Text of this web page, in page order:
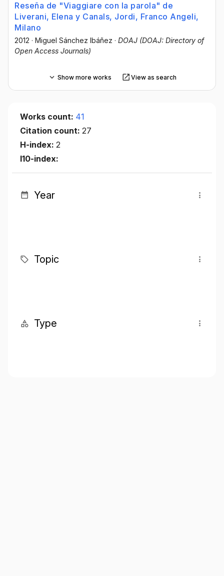
Reseña de "Viaggiare con la parola" de
Liverani, Elena y Canals, Jordi, Franco Angeli,
Milano
2012 · Miguel Sánchez Ibáñez · DOAJ (DOAJ: Directory of
Open Access Journals)
Show more works View as search
Works count: 41
Citation count: 27
H-index: 2
I10-index:
Year
Topic
Type